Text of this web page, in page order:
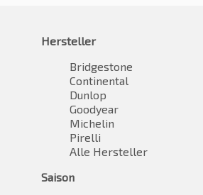
Hersteller
Bridgestone
Continental
Dunlop
Goodyear
Michelin
Pirelli
Alle Hersteller
Saison